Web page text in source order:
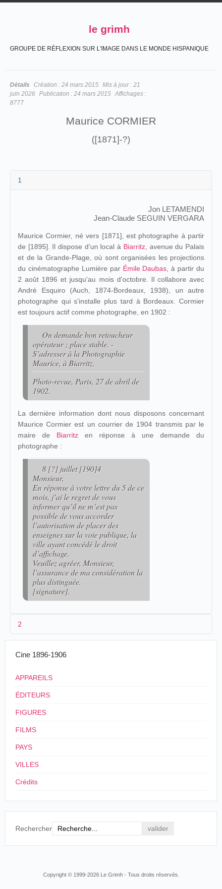
le grimh
GROUPE DE RÉFLEXION SUR L'IMAGE DANS LE MONDE HISPANIQUE
Détails Création : 24 mars 2015 Mis à jour : 21
juin 2026 Publication : 24 mars 2015 Affichages :
8777
Maurice CORMIER
([1871]-?)
1
Jon LETAMENDI
Jean-Claude SEGUIN VERGARA
Maurice Cormier, né vers [1871], est photographe à partir
de [1895]. Il dispose d'un local à Biarritz, avenue du Palais
et de la Grande-Plage, où sont organisées les projections
du cinématographe Lumière par Émile Daubas , à partir du
2 août 1896 et jusqu'au mois d'octobre. Il collabore avec
André Esquiro (Auch, 1874-Bordeaux, 1938), un autre
photographe qui s'installe plus tard à Bordeaux. Cormier
est toujours actif comme photographe, en 1902 :
On demande bon retoucheur
opérateur ; place stable. -
S’adresser à la Photographie
Maurice, à Biarritz.
Photo-revue, Paris, 27 de abril de
1902.
La dernière information dont nous disposons concernant
Maurice Cormier est un courrier de 1904 transmis par le
maire de Biarritz en réponse à une demande du
photographe :
8 [?] juillet [190]4
Monsieur,
En réponse à votre lettre du 5 de ce
mois, j’ai le regret de vous
informer qu’il ne m’est pas
possible de vous accorder
l’autorisation de placer des
enseignes sur la voie publique, la
ville ayant concédé le droit
d’affichage.
Veuillez agréer, Monsieur,
l’assurance de ma considération la
plus distinguée.
[signature].
2
Cine 1896-1906
APPAREILS
ÉDITEURS
FIGURES
FILMS
PAYS
VILLES
Crédits
Rechercher
Copyright © 1999-2026 Le Grimh - Tous droits réservés.